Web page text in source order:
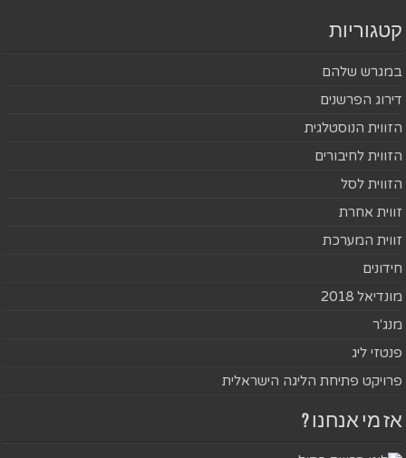
קטגוריות
במגרש שלהם
דירוג הפרשנים
הזווית הנוסטלגית
הזווית לחיבורים
הזווית לסל
זווית אחרת
זווית המערכת
חידונים
מונדיאל 2018
מנג'ר
פנטזי ליג
פרויקט פתיחת הליגה הישראלית
אז מי אנחנו ?